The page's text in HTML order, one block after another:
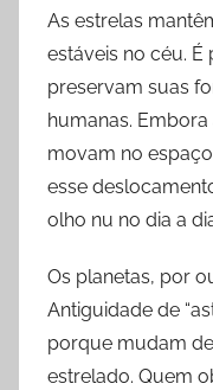
As estrelas
estáveis no céu.
preservam suas
humanas.
movam no
esse
olho nu no dia a
Os planetas, por
Antiguidade de
porque mudam
estrelado. Quem